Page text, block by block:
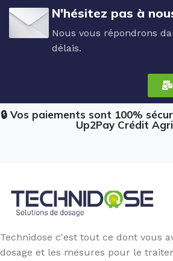
N'hésitez pas à
Nous vous répondrons
délais.
🔒 Vos paiements sont 100%
Up2Pay Crédit
Technidose c'est tout ce dont vous
dosage et les mesures pour le